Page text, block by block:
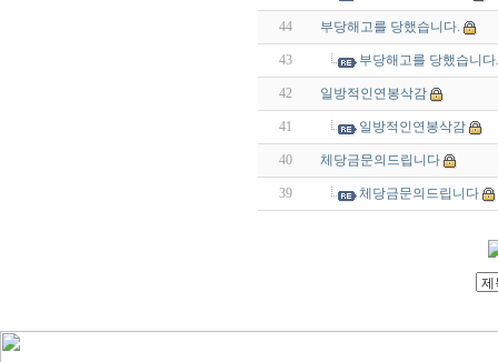
44 부당해고를 당했습니다.
43 부당해고를 당했습니다.
42 일방적인연봉삭감
41 일방적인연봉삭감
40 체당금문의드립니다
39 체당금문의드립니다